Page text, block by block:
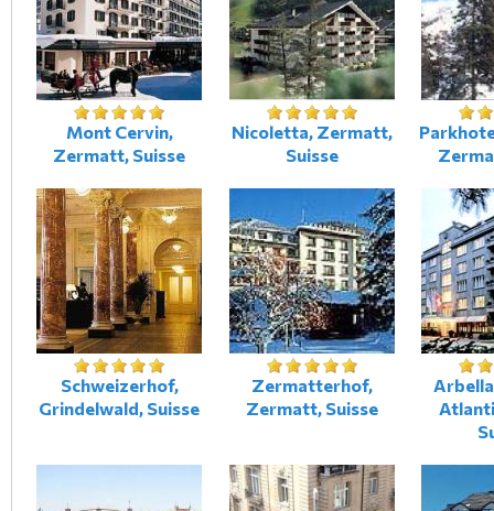
Mont Cervin,
Zermatt, Suisse
Nicoletta, Zermatt,
Suisse
Schweizerhof,
Grindelwald, Suisse
Zermatterhof,
Zermatt, Suisse